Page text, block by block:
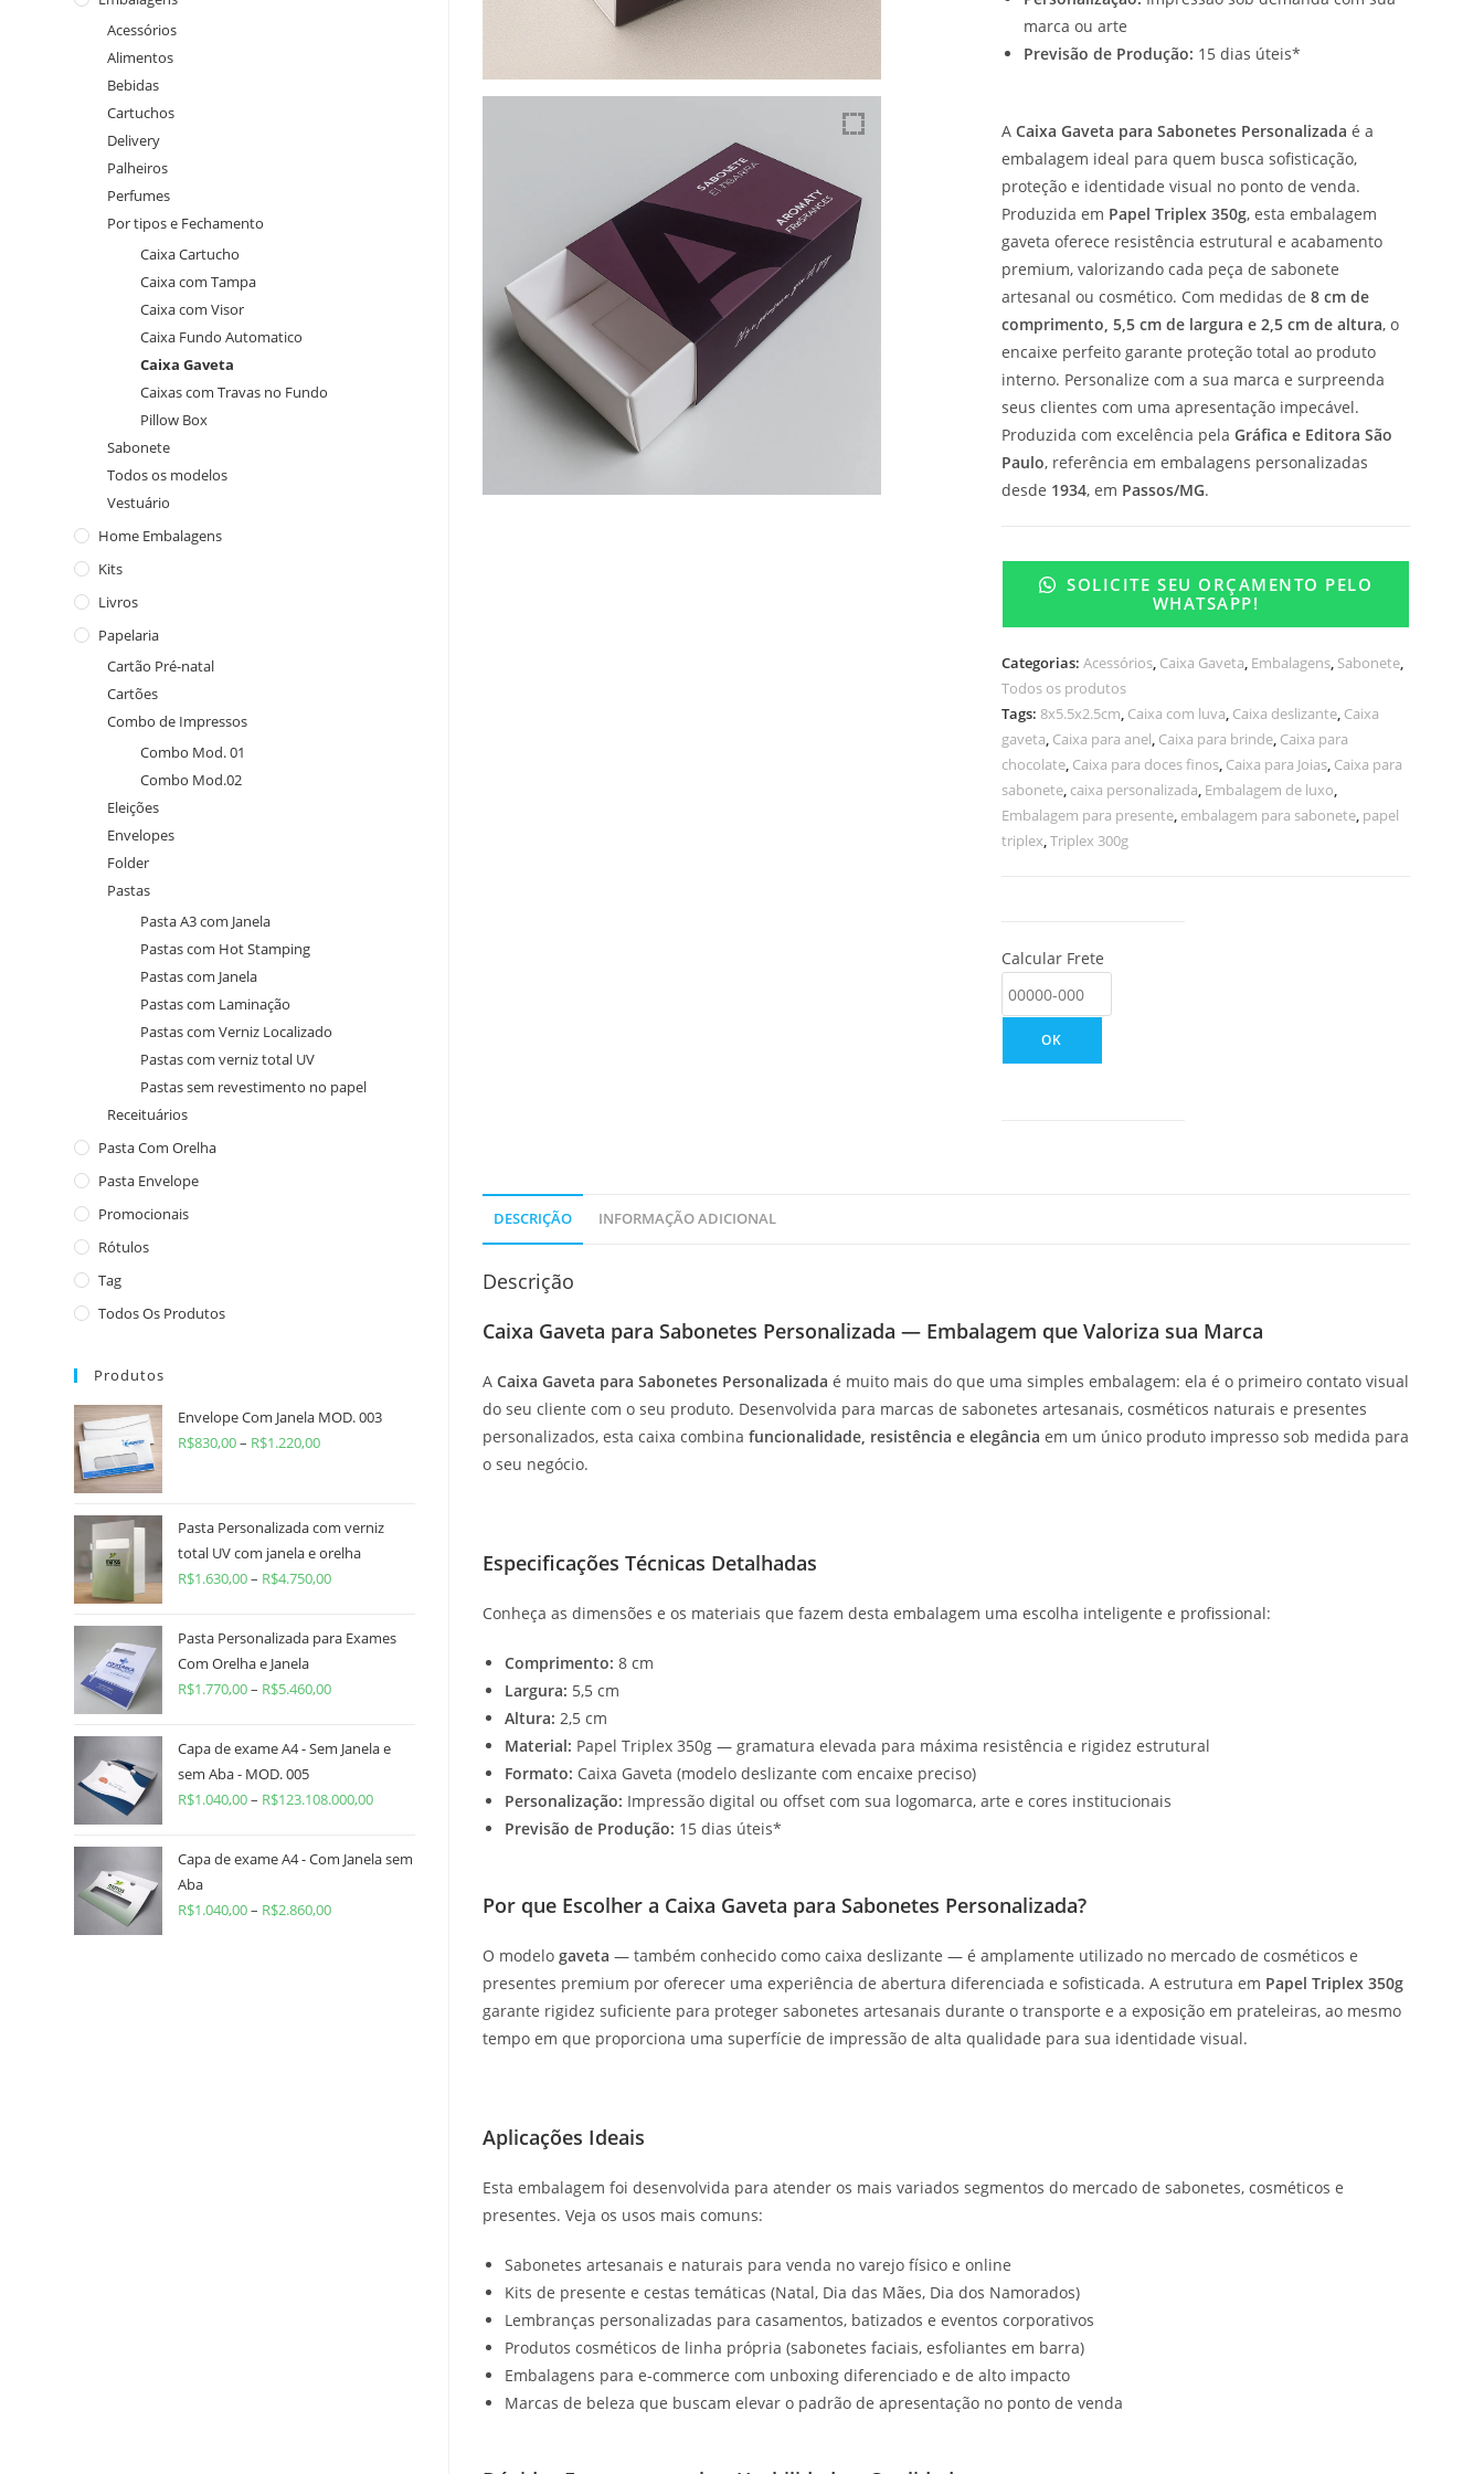
marca ou arte
Previsão de Produção: 15 dias úteis*
ACaixa Gaveta para Sabonetes Personalizada é a
embalagem ideal para quem busca sofisticação,
proteção e identidade visual no ponto de venda.
Produzida em Papel Triplex 350g, esta embalagem
gaveta oferece resistência estrutural e acabamento
premium, valorizando cada peça de sabonete
artesanal ou cosmético. Com medidas de8 cm de
comprimento, 5,5 cm de largura e 2,5 cm de altura, o
encaixe perfeito garante proteção total ao produto
interno. Personalize com a sua marca e surpreenda
seus clientes com uma apresentação impecável.
Produzida com excelência pelaGráfica e Editora São
Paulo, referência em embalagens personalizadas
desde 1934, em Passos/MG.
SOLICITE SEU ORÇAMENTO PELO
WHATSAPP!
Categorias:Acessórios, Caixa Gaveta, Embalagens, Sabonete,
Todos os produtos
Tags:8x5.5x2.5cm, Caixa com luva, Caixa deslizante, Caixa
gaveta, Caixa para anel, Caixa para brinde, Caixa para
chocolate, Caixa para doces finos, Caixa para Joias, Caixa para
sabonete, caixa personalizada, Embalagem de luxo,
Embalagem para presente, embalagem para sabonete, papel
triplex,Triplex 300g
Calcular Frete
OK
DESCRIÇÃO INFORMAÇÃO ADICIONAL
Descrição
Caixa Gaveta para Sabonetes Personalizada — Embalagem que Valoriza sua Marca
A Caixa Gaveta para Sabonetes Personalizada é muito mais do que uma simples embalagem: ela é o primeiro contato visual
do seu cliente com o seu produto. Desenvolvida para marcas de sabonetes artesanais, cosméticos naturais e presentes
personalizados, esta caixa combina funcionalidade, resistência e elegância em um único produto impresso sob medida para
o seu negócio.
Especificações Técnicas Detalhadas
Conheça as dimensões e os materiais que fazem desta embalagem uma escolha inteligente e profissional:
Comprimento: 8 cm
Largura: 5,5 cm
Altura: 2,5 cm
Material: Papel Triplex 350g — gramatura elevada para máxima resistência e rigidez estrutural
Formato: Caixa Gaveta (modelo deslizante com encaixe preciso)
Personalização: Impressão digital ou offset com sua logomarca, arte e cores institucionais
Previsão de Produção: 15 dias úteis*
Por que Escolher a Caixa Gaveta para Sabonetes Personalizada?
O modelo gaveta — também conhecido como caixa deslizante — é amplamente utilizado no mercado de cosméticos e
presentes premium por oferecer uma experiência de abertura diferenciada e sofisticada. A estrutura em Papel Triplex 350g
garante rigidez suficiente para proteger sabonetes artesanais durante o transporte e a exposição em prateleiras, ao mesmo
tempo em que proporciona uma superfície de impressão de alta qualidade para sua identidade visual.
Aplicações Ideais
Esta embalagem foi desenvolvida para atender os mais variados segmentos do mercado de sabonetes, cosméticos e
presentes. Veja os usos mais comuns:
Sabonetes artesanais e naturais para venda no varejo físico e online
Kits de presente e cestas temáticas (Natal, Dia das Mães, Dia dos Namorados)
Lembranças personalizadas para casamentos, batizados e eventos corporativos
Produtos cosméticos de linha própria (sabonetes faciais, esfoliantes em barra)
Embalagens para e-commerce com unboxing diferenciado e de alto impacto
Marcas de beleza que buscam elevar o padrão de apresentação no ponto de venda
Acessórios
Alimentos
Bebidas
Cartuchos
Delivery
Palheiros
Perfumes
Por tipos e Fechamento
Caixa Cartucho
Caixa com Tampa
Caixa com Visor
Caixa Fundo Automatico
Caixa Gaveta
Caixas com Travas no Fundo
Pillow Box
Sabonete
Todos os modelos
Vestuário
Home Embalagens
Kits
Livros
Papelaria
Cartão Pré-natal
Cartões
Combo de Impressos
Combo Mod. 01
Combo Mod.02
Eleições
Envelopes
Folder
Pastas
Pasta A3 com Janela
Pastas com Hot Stamping
Pastas com Janela
Pastas com Laminação
Pastas com Verniz Localizado
Pastas com verniz total UV
Pastas sem revestimento no papel
Receituários
Pasta Com Orelha
Pasta Envelope
Promocionais
Rótulos
Tag
Todos Os Produtos
Produtos
Envelope Com Janela MOD. 003
R$830,00– R$1.220,00
Pasta Personalizada com verniz
total UV com janela e orelha
R$1.630,00– R$4.750,00
Pasta Personalizada para Exames
Com Orelha e Janela
R$1.770,00– R$5.460,00
Capa de exame A4 - Sem Janela e
sem Aba - MOD. 005
R$1.040,00– R$123.108.000,00
Capa de exame A4 - Com Janela sem
Aba
R$1.040,00– R$2.860,00